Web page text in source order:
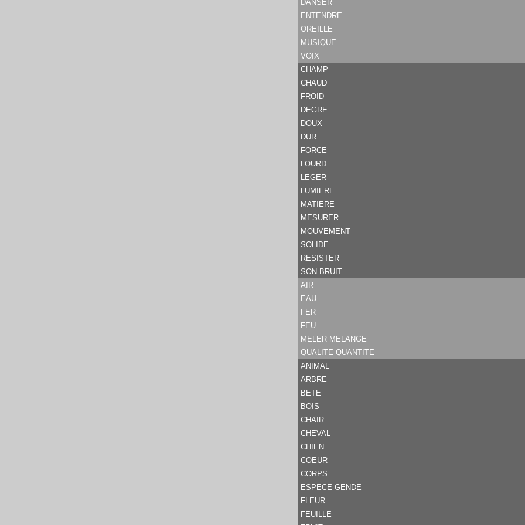
DANSER
ENTENDRE
OREILLE
MUSIQUE
VOIX
CHAMP
CHAUD
FROID
DEGRE
DOUX
DUR
FORCE
LOURD
LEGER
LUMIERE
MATIERE
MESURER
MOUVEMENT
SOLIDE
RESISTER
SON BRUIT
AIR
EAU
FER
FEU
MELER MELANGE
QUALITE QUANTITE
ANIMAL
ARBRE
BETE
BOIS
CHAIR
CHEVAL
CHIEN
COEUR
CORPS
ESPECE GENDE
FLEUR
FEUILLE